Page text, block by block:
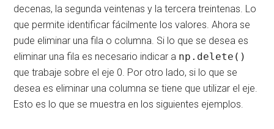
decenas, la segunda veintenas y la tercera treintenas. Lo
que permite identificar fácilmente los valores. Ahora se
pude eliminar una fila o columna. Si lo que se desea es
eliminar una fila es necesario indicar a np.delete()
que trabaje sobre el eje 0. Por otro lado, si lo que se
desea es eliminar una columna se tiene que utilizar el eje.
Esto es lo que se muestra en los siguientes ejemplos.